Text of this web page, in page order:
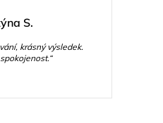
S.
krásný výsledek.